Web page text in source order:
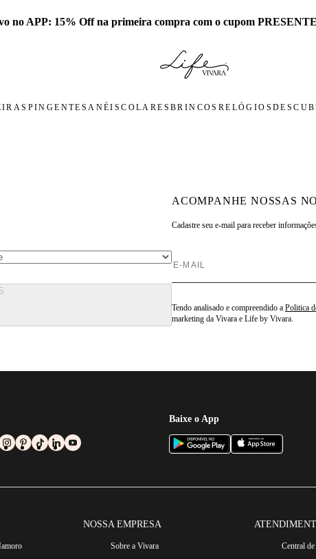
no APP: 15% Off na primeira compra com o cupom
PINGENTESANÉISCOLARES BRINCOS RELÓGIOS
ACOMPANHE NOSSAS
Cadastre seu e-mail para receber
Tendo analisado e compreendido a Politica
marketing da Vivara e Life by Vivara.
Baixe o App
NOSSA EMPRESA
Sobre a Vivara
Central